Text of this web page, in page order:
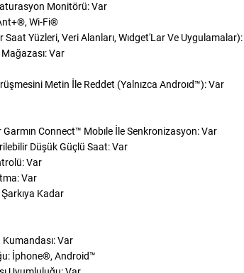
Monitörü: Var
Wi-Fi®
Yüzleri, Veri Alanları, Wıdget'Lar Ve
Var
Metin İle Reddet (Yalnızca Androıd™): Var
Connect™ Mobıle İle Senkronizasyon: Var
Düşük Güçlü Saat: Var
Var
Var
Kadar
Var
İphone®, Android™